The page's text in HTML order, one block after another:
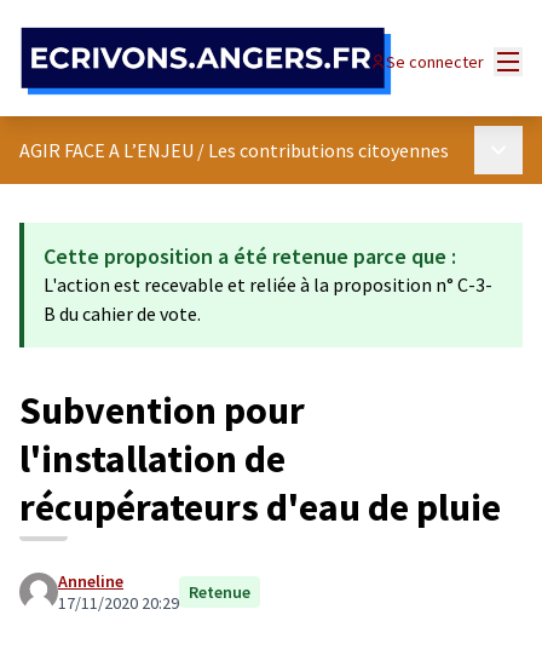
Se connecter
AGIR FACE A L’ENJEU / Les contributions citoyennes
Cette proposition a été retenue parce que :
L'action est recevable et reliée à la proposition n° C-3-
B du cahier de vote.
Subvention pour
l'installation de
récupérateurs d'eau de pluie
Anneline
17/11/2020 20:29 Retenue